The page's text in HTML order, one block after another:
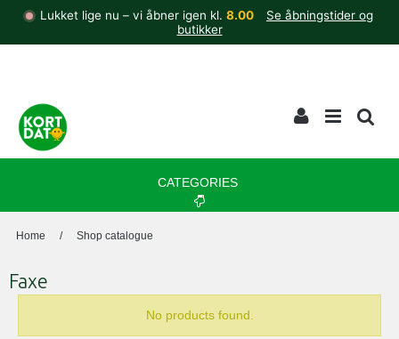
Lukket lige nu – vi åbner igen kl. 8.00
Se åbningstider og
butikker
CATEGORIES
Home / Shop catalogue
Faxe
No products found.